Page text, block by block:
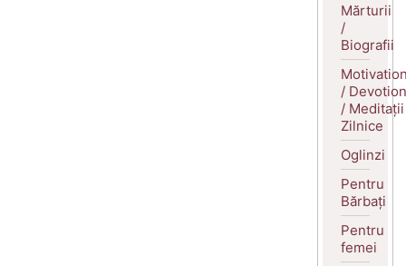
Mărturii
/
Biografii
/
/ Meditații
Zilnice
Oglinzi
Pentru
Bărbați
Pentru
femei